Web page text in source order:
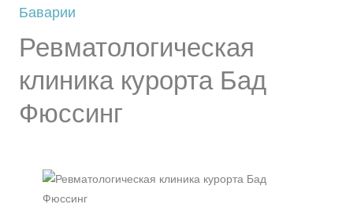
Баварии
Ревматологическая
клиника курорта Бад
Фюссинг